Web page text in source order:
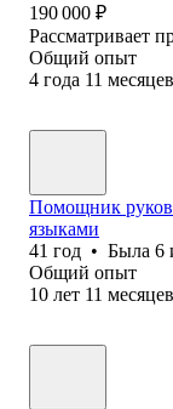
190 000 ₽
Рассматривает
Общий опыт
4 года 11 месяцев
Помощник
языками
41 год • Была 6
Общий опыт
10 лет 11 месяцев